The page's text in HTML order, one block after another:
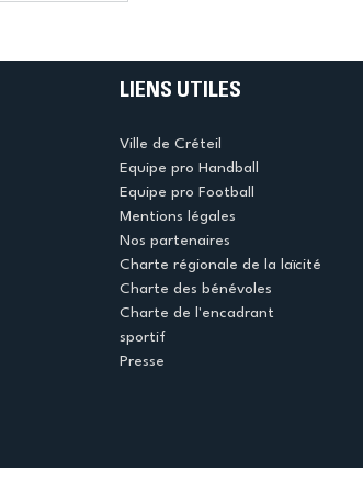
LIENS UTILES
Ville de Créteil
Equipe pro Handball
Equipe pro Football
Mentions légales
Nos partenaires
Charte régionale de la laïcité
Charte des bénévoles
Charte de l'encadrant
sportif
Presse